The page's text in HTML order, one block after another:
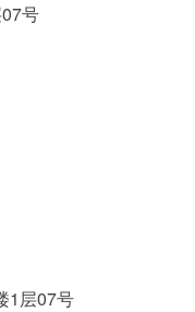
号
1层07号